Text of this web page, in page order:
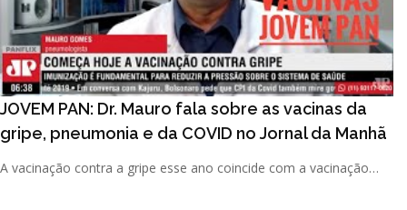
JOVEM PAN: Dr. Mauro fala sobre as vacinas da
gripe, pneumonia e da COVID no Jornal da Manhã
A vacinação contra a gripe esse ano coincide com a vacinação